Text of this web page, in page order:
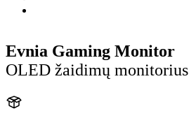
Evnia Gaming Monitor
OLED žaidimų monitorius